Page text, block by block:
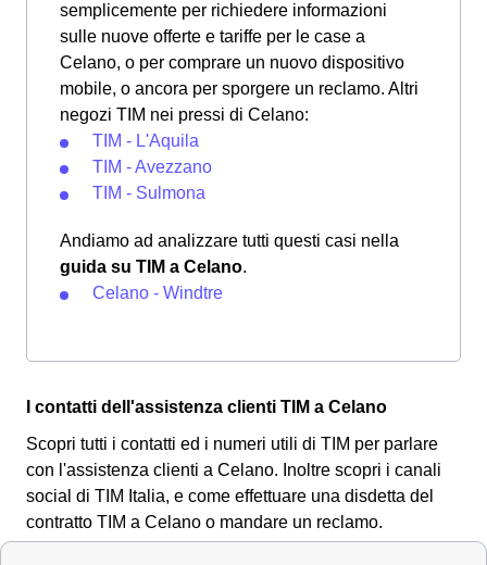
semplicemente per richiedere informazioni
sulle nuove offerte e tariffe per le case a
Celano, o per comprare un nuovo dispositivo
mobile, o ancora per sporgere un reclamo. Altri
negozi TIM nei pressi di Celano:
TIM - L'Aquila
TIM - Avezzano
TIM - Sulmona
Andiamo ad analizzare tutti questi casi nella
guida su TIM a Celano.
Celano - Windtre
I contatti dell'assistenza clienti TIM a Celano
Scopri tutti i contatti ed i numeri utili di TIM per parlare
con l'assistenza clienti a Celano. Inoltre scopri i canali
social di TIM Italia, e come effettuare una disdetta del
contratto TIM a Celano o mandare un reclamo.